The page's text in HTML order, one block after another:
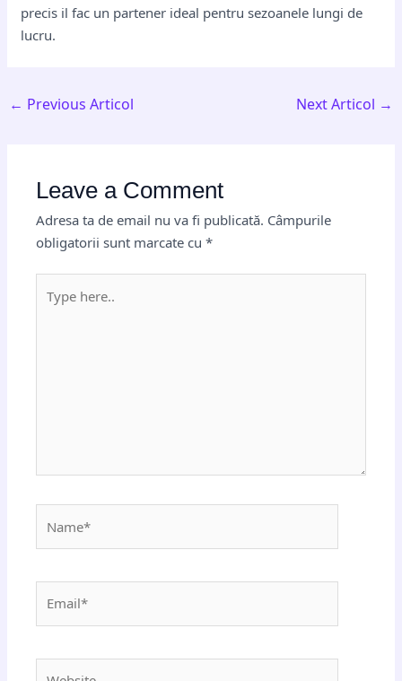
precis il fac un partener ideal pentru sezoanele lungi de
lucru.
← Previous Articol Next Articol →
Leave a Comment
Adresa ta de email nu va fi publicată. Câmpurile
obligatorii sunt marcate cu*
here..